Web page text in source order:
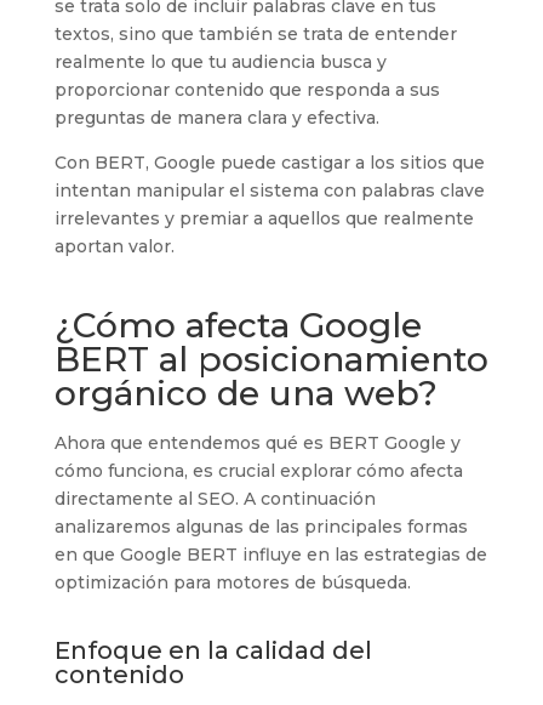
se trata solo de incluir palabras clave en tus
textos, sino que también se trata de entender
realmente lo que tu audiencia busca y
proporcionar contenido que responda a sus
preguntas de manera clara y efectiva.
Con BERT, Google puede castigar a los sitios que
intentan manipular el sistema con palabras clave
irrelevantes y premiar a aquellos que realmente
aportan valor.
¿Cómo afecta Google
BERT al posicionamiento
orgánico de una web?
Ahora que entendemos qué es BERT Google y
cómo funciona, es crucial explorar cómo afecta
directamente al SEO. A continuación
analizaremos algunas de las principales formas
en que Google BERT influye en las estrategias de
optimización para motores de búsqueda.
Enfoque en la calidad del
contenido